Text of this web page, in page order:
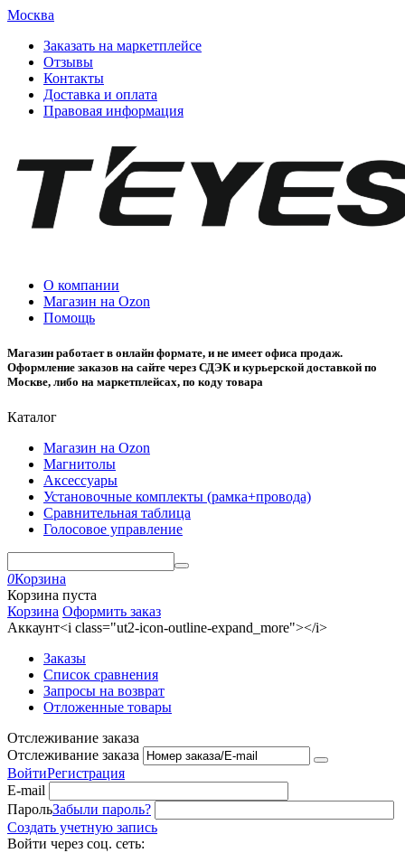
Москва
Заказать на маркетплейсе
Отзывы
Контакты
Доставка и оплата
Правовая информация
О компании
Магазин на Ozon
Помощь
Магазин работает в онлайн формате, и не имеет офиса продаж.
Оформление заказов на сайте через СДЭК и курьерской доставкой по
Москве, либо на маркетплейсах, по коду товара
Каталог
Магазин на Ozon
Магнитолы
Аксессуары
Установочные комплекты (рамка+провода)
Сравнительная таблица
Голосовое управление
0Корзина
Корзина пуста
Корзина Оформить заказ
Аккаунт<i class="ut2-icon-outline-expand_more"></i>
Заказы
Список сравнения
Запросы на возврат
Отложенные товары
Отслеживание заказа
Отслеживание заказа
ВойтиРегистрация
E-mail
ПарольЗабыли пароль?
Создать учетную запись
Войти через соц. сеть: